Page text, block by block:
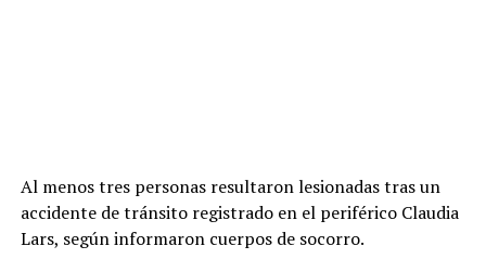
Al menos tres personas resultaron lesionadas tras un
accidente de tránsito registrado en el periférico Claudia
Lars, según informaron cuerpos de socorro.